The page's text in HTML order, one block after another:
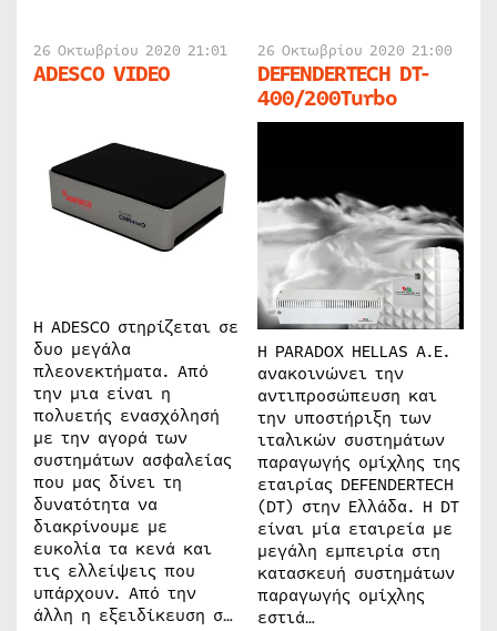
26 Οκτωβρίου 2020 21:01
ADESCO VIDEO
Η ADESCO στηρίζεται σε
δυο μεγάλα
πλεονεκτήματα. Από
την μια είναι η
πολυετής ενασχόλησή
με την αγορά των
συστημάτων ασφαλείας
που μας δίνει τη
δυνατότητα να
διακρίνουμε με
ευκολία τα κενά και
τις ελλείψεις που
υπάρχουν. Από την
άλλη η εξειδίκευση σ…
26 Οκτωβρίου 2020 21:00
DEFENDERTECH DT-
400/200Turbo
Η PARADOX HELLAS A.E.
ανακοινώνει την
αντιπροσώπευση και
την υποστήριξη των
ιταλικών συστημάτων
παραγωγής ομίχλης της
εταιρίας DEFENDERTECH
(DT) στην Ελλάδα. Η DT
είναι μία εταιρεία με
μεγάλη εμπειρία στη
κατασκευή συστημάτων
παραγωγής ομίχλης
εστιά…